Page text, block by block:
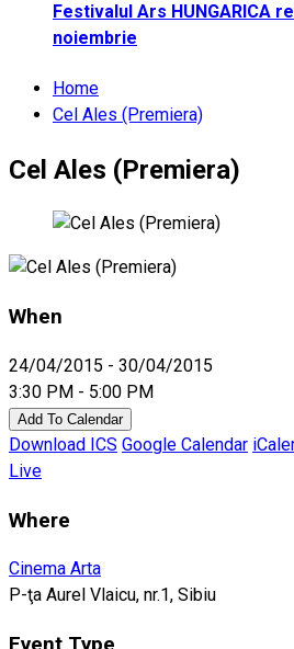
Festivalul Ars HUNGARICA
noiembrie
Home
Cel Ales (Premiera)
Cel Ales (Premiera)
When
24/04/2015 - 30/04/2015
3:30 PM - 5:00 PM
Add To Calendar
Download ICS Google Calendar
Live
Where
Cinema Arta
P-ţa Aurel Vlaicu, nr.1, Sibiu